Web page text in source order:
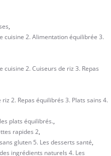
,
cuisine 2. Alimentation équilibrée 3.
2. Cuiseurs de riz 3. Repas
2. Repas équilibrés 3. Plats sains 4.
les plats équilibrés.,
rapides 2,
gluten 5. Les desserts santé,
ingrédients naturels 4. Les